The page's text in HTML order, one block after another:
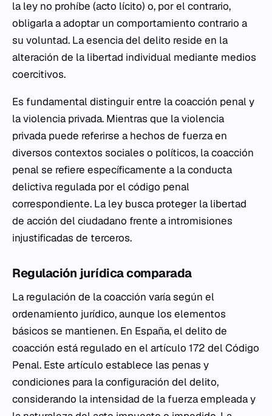
la ley no prohíbe (acto lícito) o, por el contrario,
obligarla a adoptar un comportamiento contrario a
su voluntad. La esencia del delito reside en la
alteración de la libertad individual mediante medios
coercitivos.
Es fundamental distinguir entre la coacción penal y
la violencia privada. Mientras que la violencia
privada puede referirse a hechos de fuerza en
diversos contextos sociales o políticos, la coacción
penal se refiere específicamente a la conducta
delictiva regulada por el código penal
correspondiente. La ley busca proteger la libertad
de acción del ciudadano frente a intromisiones
injustificadas de terceros.
Regulación jurídica comparada
La regulación de la coacción varía según el
ordenamiento jurídico, aunque los elementos
básicos se mantienen. En España, el delito de
coacción está regulado en el artículo 172 del Código
Penal. Este artículo establece las penas y
condiciones para la configuración del delito,
considerando la intensidad de la fuerza empleada y